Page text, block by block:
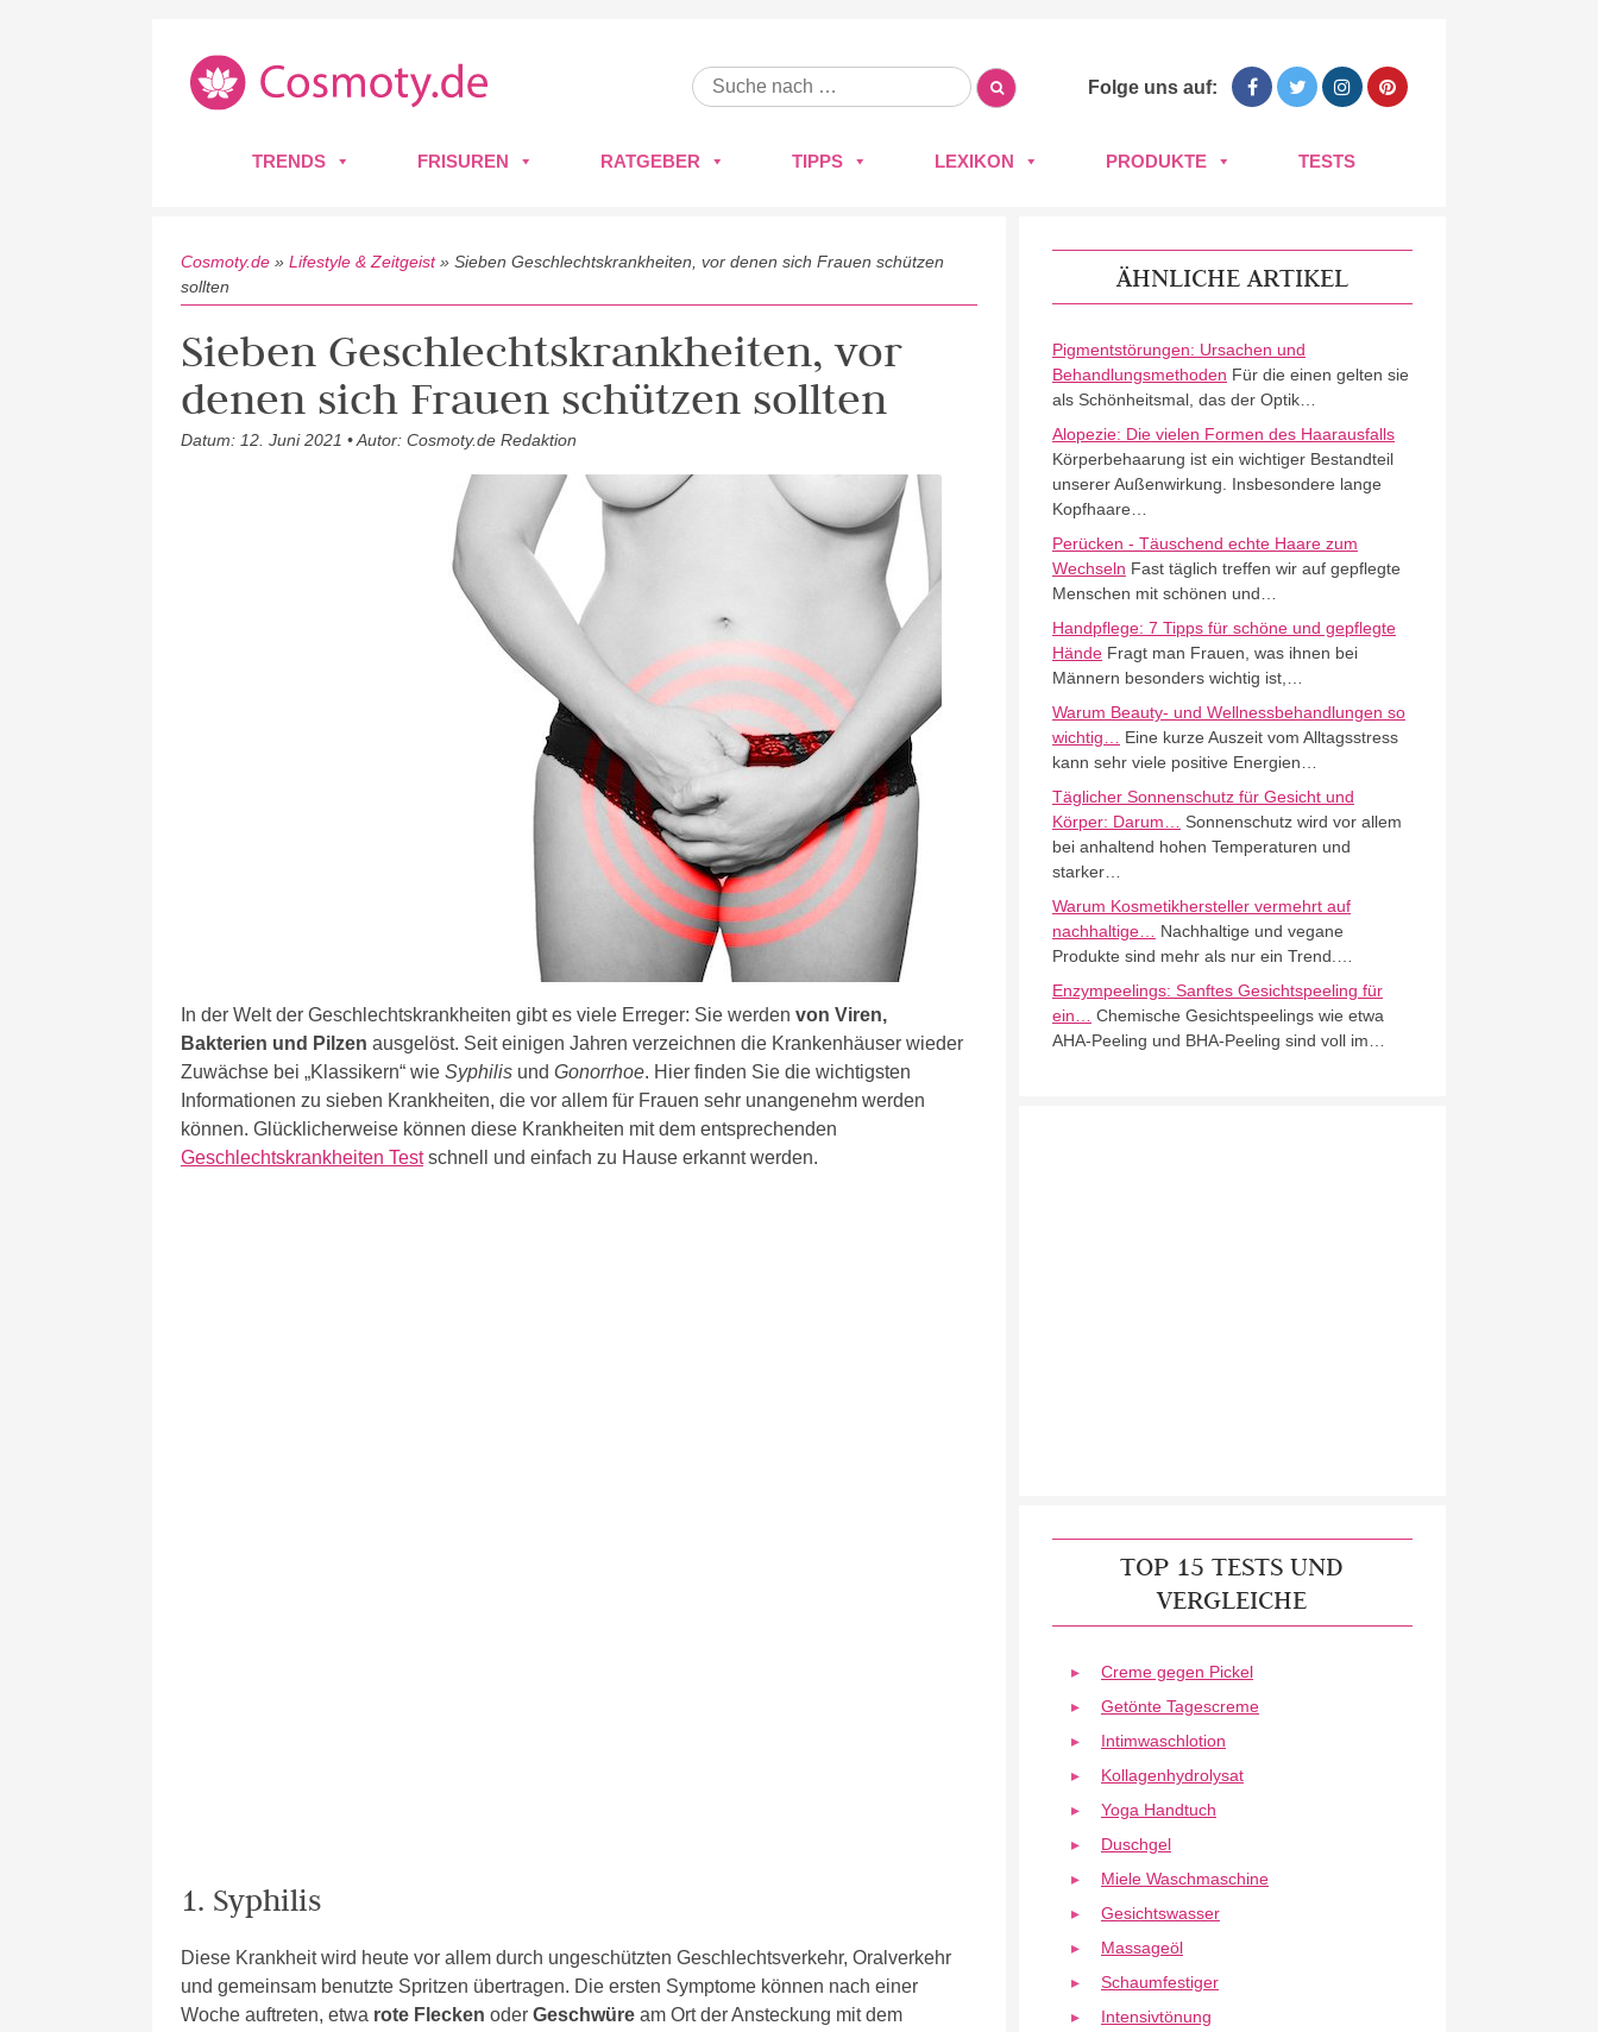
Folge uns auf:
TRENDS FRISUREN RATGEBER TIPPS LEXIKON PRODUKTE TESTS
Cosmoty.de » Lifestyle & Zeitgeist» Sieben Geschlechtskrankheiten, vor denen sich Frauen schützen
sollten
Sieben Geschlechtskrankheiten, vor
denen sich Frauen schützen sollten
Datum: 12. Juni 2021 • Autor: Cosmoty.de Redaktion
In der Welt der Geschlechtskrankheiten gibt es viele Erreger: Sie werden von Viren,
Bakterien und Pilzen ausgelöst. Seit einigen Jahren verzeichnen die Krankenhäuser wieder
Zuwächse bei „Klassikern“ wie Syphilis und Gonorrhoe. Hier finden Sie die wichtigsten
Informationen zu sieben Krankheiten, die vor allem für Frauen sehr unangenehm werden
können. Glücklicherweise können diese Krankheiten mit dem entsprechenden
Geschlechtskrankheiten Testschnell und einfach zu Hause erkannt werden.
1. Syphilis
Diese Krankheit wird heute vor allem durch ungeschützten Geschlechtsverkehr, Oralverkehr
und gemeinsam benutzte Spritzen übertragen. Die ersten Symptome können nach einer
Woche auftreten, etwa rote Flecken oder Geschwüre am Ort der Ansteckung mit dem
ÄHNLICHE ARTIKEL
Pigmentstörungen: Ursachen und
Behandlungsmethoden Für die einen gelten sie
als Schönheitsmal, das der Optik…
Alopezie: Die vielen Formen des Haarausfalls
Körperbehaarung ist ein wichtiger Bestandteil
unserer Außenwirkung. Insbesondere lange
Kopfhaare…
Perücken - Täuschend echte Haare zum
Wechseln Fast täglich treffen wir auf gepflegte
Menschen mit schönen und…
Handpflege: 7 Tipps für schöne und gepflegte
HändeFragt man Frauen, was ihnen bei
Männern besonders wichtig ist,…
Warum Beauty- und Wellnessbehandlungen so
wichtig…
Eine kurze Auszeit vom Alltagsstress
kann sehr viele positive Energien…
Täglicher Sonnenschutz für Gesicht und
Körper: Darum…
Sonnenschutz wird vor allem
bei anhaltend hohen Temperaturen und
starker…
Warum Kosmetikhersteller vermehrt auf
nachhaltige…
Nachhaltige und vegane
Produkte sind mehr als nur ein Trend.…
Enzympeelings: Sanftes Gesichtspeeling für
ein…
Chemische Gesichtspeelings wie etwa
AHA-Peeling und BHA-Peeling sind voll im…
TOP 15 TESTS UND
VERGLEICHE
Creme gegen Pickel
Getönte Tagescreme
Intimwaschlotion
Kollagenhydrolysat
Yoga Handtuch
Duschgel
Miele Waschmaschine
Gesichtswasser
Massageöl
Schaumfestiger
Intensivtönung